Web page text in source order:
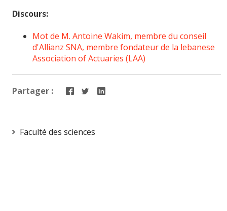
Discours:
Mot de M. Antoine Wakim, membre du conseil
d'Allianz SNA, membre fondateur de la lebanese
Association of Actuaries (LAA)
Partager :
Faculté des sciences